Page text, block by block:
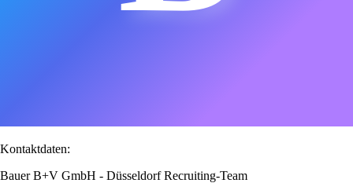
Kontaktdaten:
Bauer B+V GmbH - Düsseldorf Recruiting-Team